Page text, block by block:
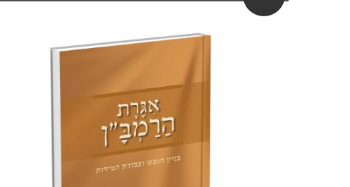
ספרי הרב משה בלייכר
ספרי הרב אלי הורביץ זצ"ל הי"ד
ספרי הרב חננאל אתרוג
ספרי הרב מישאל רובין
ספרי הרב אלי אדלר
ספרי הרב מאיר כהן